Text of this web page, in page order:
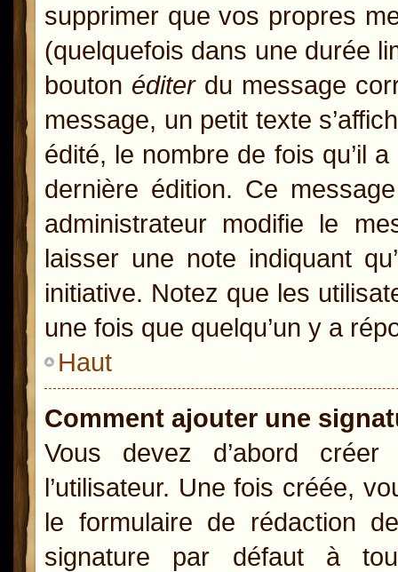
supprimer que vos propres
(quelquefois dans une durée
bouton éditerdu message
message, un petit texte
édité, le nombre de fois qu’il
dernière édition. Ce
administrateur modifie le
laisser une note indiquant
initiative. Notez que les
une fois que quelqu’un y a
Haut
Comment ajouter une
Vous devez d’abord
l’utilisateur. Une fois créée,
le formulaire de rédaction
signature par défaut à